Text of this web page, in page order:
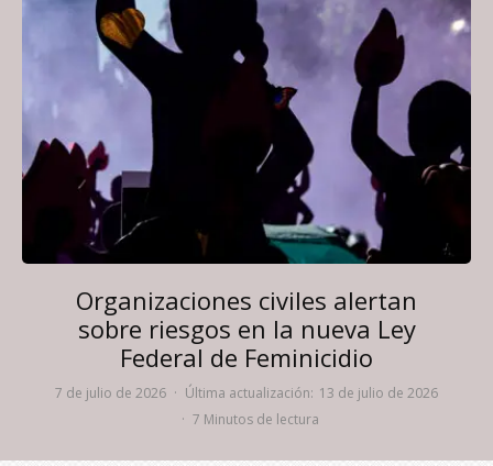
Organizaciones civiles alertan
sobre riesgos en la nueva Ley
Federal de Feminicidio
7 de julio de 2026 · Última actualización: 13 de julio de 2026
· 7 Minutos de lectura